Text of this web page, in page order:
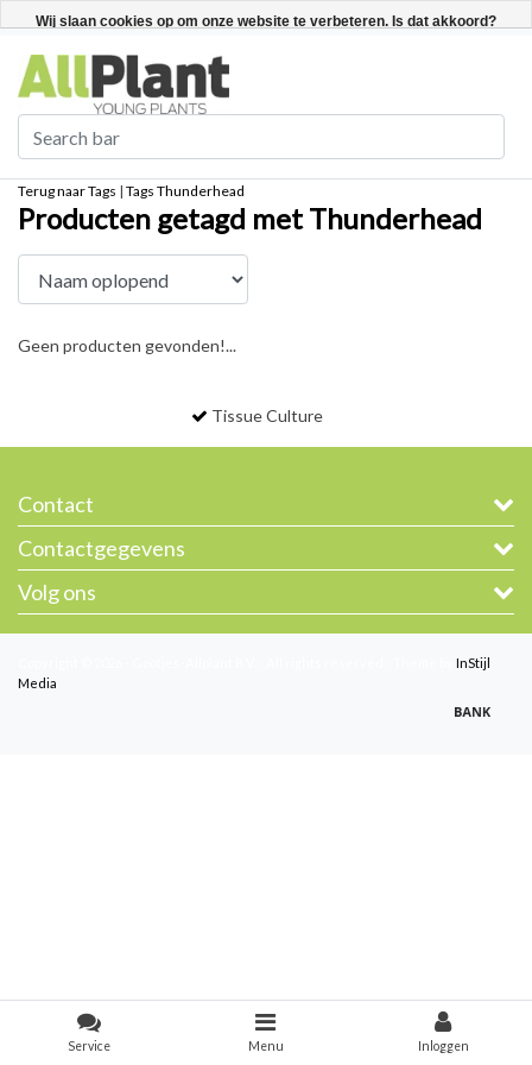
Registreren / Inloggen Nederlands
Terug naar Tags | Tags Thunderhead
Producten getagd met Thunderhead
Geen producten gevonden!...
Tissue Culture
Contact
Contactgegevens
Volg ons
InStijl
Media
Service Menu Inloggen
Wij slaan cookies op om onze website te verbeteren. Is dat akkoord?